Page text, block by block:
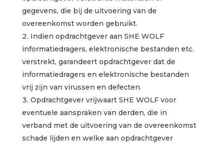
gegevens, die bij de uitvoering van de
overeenkomst worden gebruikt.
Indien opdrachtgever aan SHE WOLF
informatiedragers, elektronische bestanden etc.
verstrekt, garandeert opdrachtgever dat de
informatiedragers en elektronische bestanden
vrij zijn van virussen en defecten.
Opdrachtgever vrijwaart SHE WOLF voor
eventuele aanspraken van derden, die in
verband met de uitvoering van de overeenkomst
schade lijden en welke aan opdrachtgever